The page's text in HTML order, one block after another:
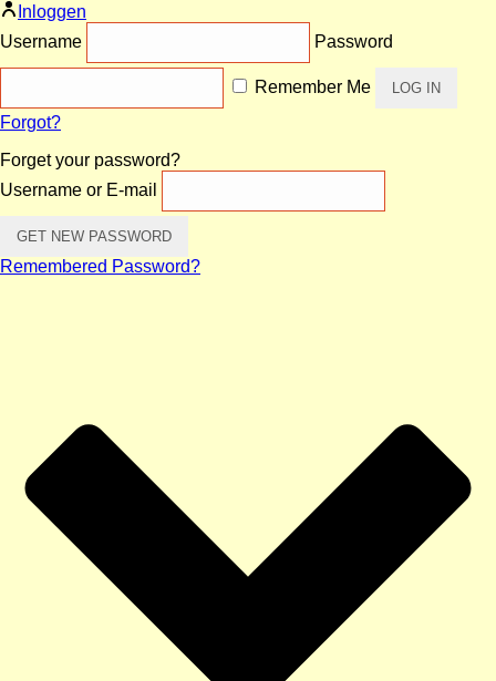
Inloggen
Username
Password
Remember Me
Forgot?
Forget your password?
Username or E-mail
Remembered Password?